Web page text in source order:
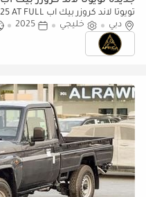
تويوتا لاند كروزر بيك آب LC79 DC 4.0 PETROL 2025 AT FULL
دبي
خليجي 2025